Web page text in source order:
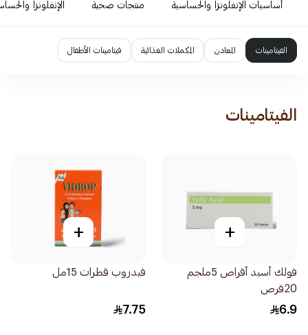
أساسيات الإنفلونزا والحساسية منتجات صحية الإنفلونزا
الفيتامينات المعادن المكملات الغذائية فيتامينات الأطفال
الفيتامينات
+
فولك أسيد أقراص 5ملجم
20قرص
6.9
+
فيدروب قطرات 15مل
7.75